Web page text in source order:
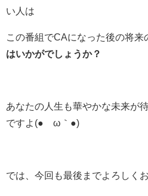
い人は
この番組でCAになった後の将来
はいかがでしょうか？
あなたの人生も華やかな未来が
ですよ(●´ω｀●)
では、今回も最後までよろしく